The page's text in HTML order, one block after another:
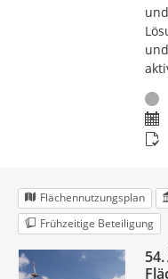
Flächennutzungsplan
Frühzeitige Beteiligung